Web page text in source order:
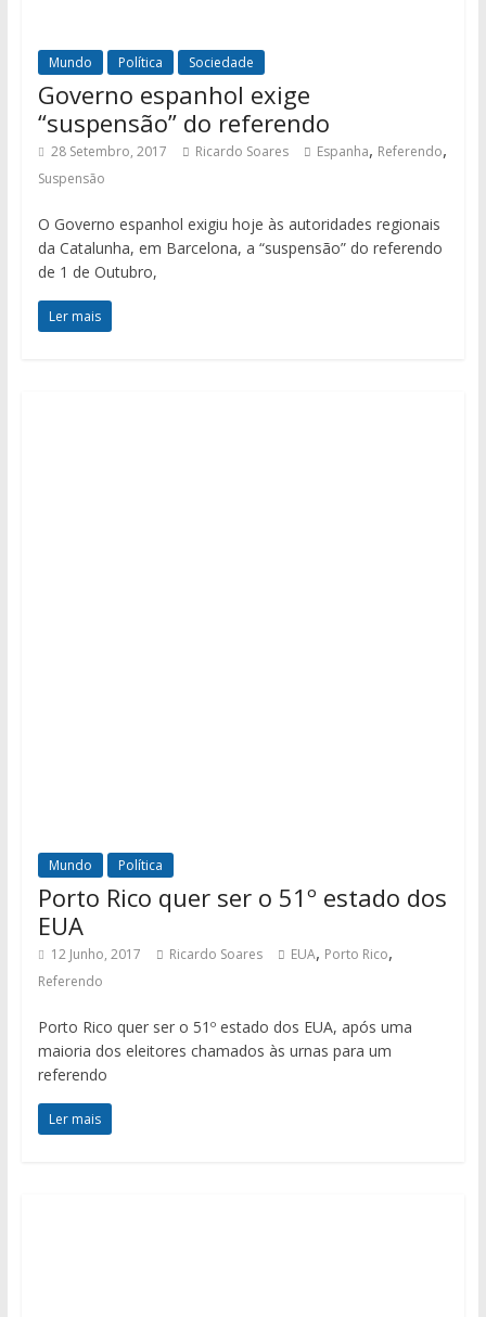
Mundo Política Sociedade
Governo espanhol exige
“suspensão” do referendo
28 Setembro, 2017 Ricardo Soares Espanha, Referendo,
Suspensão
O Governo espanhol exigiu hoje às autoridades regionais
da Catalunha, em Barcelona, a “suspensão” do referendo
de 1 de Outubro,
Ler mais
Mundo Política
Porto Rico quer ser o 51º estado dos
EUA
12 Junho, 2017 Ricardo Soares EUA, Porto Rico,
Referendo
Porto Rico quer ser o 51º estado dos EUA, após uma
maioria dos eleitores chamados às urnas para um
referendo
Ler mais